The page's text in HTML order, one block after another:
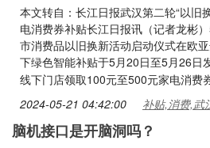
本文转自：长江日报武汉第二轮“以旧
电消费券补贴长江日报讯（记者龙彬
市消费品以旧换新活动启动仪式在欧
下绿色智能补贴于5月20日至5月26日
线下门店领取100元至500元家电消费
2024-05-21 04:42:00 补贴,消费,武
脑机接口是开脑洞吗？